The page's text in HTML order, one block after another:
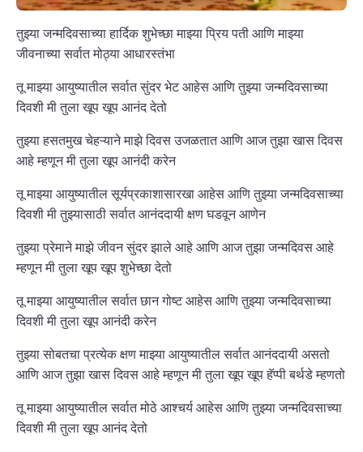
तुझ्या जन्मदिवसाच्या हार्दिक शुभेच्छा माझ्या प्रिय पती आणि माझ्या
जीवनाच्या सर्वात मोठ्या आधारस्तंभा
तू माझ्या आयुष्यातील सर्वात सुंदर भेट आहेस आणि तुझ्या जन्मदिवसाच्या
दिवशी मी तुला खूप खूप आनंद देतो
तुझ्या हसतमुख चेहऱ्याने माझे दिवस उजळतात आणि आज तुझा खास दिवस
आहे म्हणून मी तुला खूप आनंदी करेन
तू माझ्या आयुष्यातील सूर्यप्रकाशासारखा आहेस आणि तुझ्या जन्मदिवसाच्या
दिवशी मी तुझ्यासाठी सर्वात आनंददायी क्षण घडवून आणेन
तुझ्या प्रेमाने माझे जीवन सुंदर झाले आहे आणि आज तुझा जन्मदिवस आहे
म्हणून मी तुला खूप खूप शुभेच्छा देतो
तू माझ्या आयुष्यातील सर्वात छान गोष्ट आहेस आणि तुझ्या जन्मदिवसाच्या
दिवशी मी तुला खूप आनंदी करेन
तुझ्या सोबतचा प्रत्येक क्षण माझ्या आयुष्यातील सर्वात आनंददायी असतो
आणि आज तुझा खास दिवस आहे म्हणून मी तुला खूप खूप हॅप्पी बर्थडे म्हणतो
तू माझ्या आयुष्यातील सर्वात मोठे आश्चर्य आहेस आणि तुझ्या जन्मदिवसाच्या
दिवशी मी तुला खूप आनंद देतो